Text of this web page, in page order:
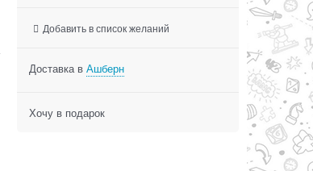
Добавить в список желаний
Доставка в Ашберн
Хочу в подарок